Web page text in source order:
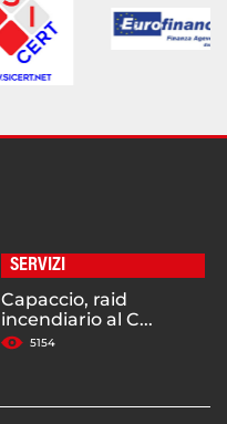
SERVIZI
Capaccio, raid
incendiario al C...
5154